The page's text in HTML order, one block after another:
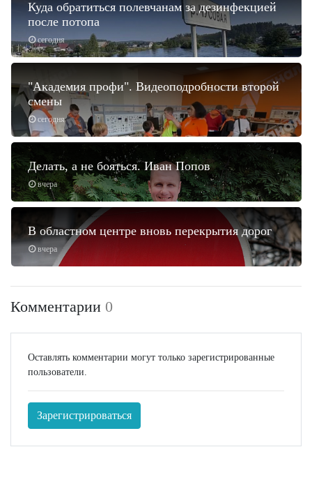
сегодня
Куда обратиться полевчанам за дезинфекцией
после потопа
сегодня
"Академия профи". Видеоподробности второй
смены
вчера
Делать, а не бояться. Иван Попов
вчера
В областном центре вновь перекрытия дорог
Комментарии 0
Оставлять комментарии могут только зарегистрированные
пользователи.
Зарегистрироваться